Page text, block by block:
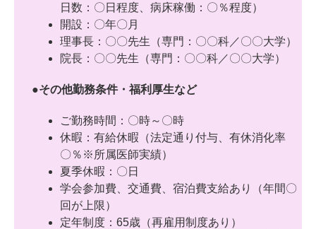
日数：〇日程度、病床稼働：〇％程度）
開設：〇年〇月
理事長：〇〇先生（専門：〇〇科／〇〇大学）
院長：〇〇先生（専門：〇〇科／〇〇大学）
●その他勤務条件・福利厚生など
ご勤務時間：〇時～〇時
休暇：有給休暇（法定通り付与、有休消化率
〇％※所属医師実績）
夏季休暇：〇日
学会参加費、交通費、宿泊費支給あり（年間〇
回が上限）
定年制度：65歳（再雇用制度あり）